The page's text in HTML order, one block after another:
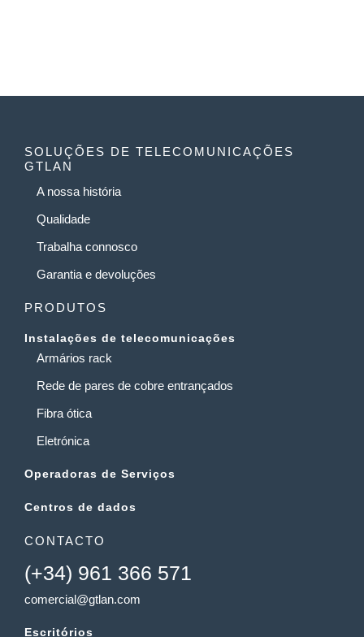
SOLUÇÕES DE TELECOMUNICAÇÕES
GTLAN
A nossa história
Qualidade
Trabalha connosco
Garantia e devoluções
PRODUTOS
Instalações de telecomunicações
Armários rack
Rede de pares de cobre entrançados
Fibra ótica
Eletrónica
Operadoras de Serviços
Centros de dados
CONTACTO
(+34) 961 366 571
comercial@gtlan.com
Escritórios